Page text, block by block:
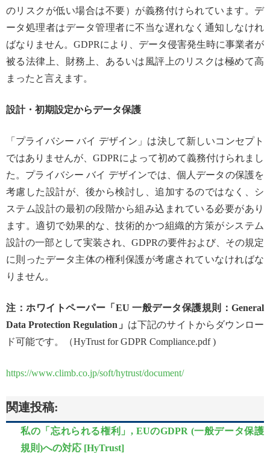
のリスクが低い場合は不要）が義務付けられています。デ
ータ処理者はデータ管理者に不当な遅れなく通知しなけれ
ばなりません。GDPRにより、データ侵害発生時に事業者が
被る法律上、財務上、あるいは風評上のリスクは極めて高
まったと言えます。
設計・初期設定からデータ保護
「プライバシー バイ デザイン」は決して新しいコンセプト
ではありませんが、GDPRによって初めて義務付けられまし
た。プライバシー バイ デザインでは、個人データの保護を
考慮した設計が、後から検討し、追加するのではなく、シ
ステム設計の最初の段階から組み込まれている必要があり
ます。適切で効果的な、技術的かつ組織的方策がシステム
設計の一部として実装され、GDPRの要件および、その規定
に則ったデータ主体の権利保護が考慮されていなければな
りません。
注：ホワイトペーパー「EU 一般データ保護規則：General
Data Protection Regulation」 は下記のサイトからダウンロー
ド可能です。（HyTrust for GDPR Compliance.pdf )
https://www.climb.co.jp/soft/hytrust/document/
関連投稿:
私の「忘れられる権利」, EUのGDPR (一般データ保護
規則)への対応 [HyTrust]